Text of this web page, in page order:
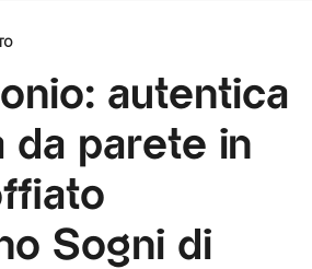
autentica
da parete in
Sogni di